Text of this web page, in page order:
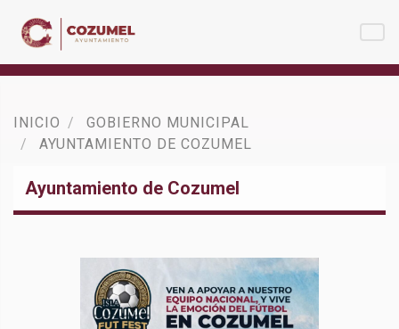
INICIO
GOBIERNO MUNICIPAL
AYUNTAMIENTO DE COZUMEL
Ayuntamiento de Cozumel